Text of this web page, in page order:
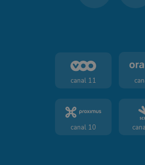
canal 11
canal 10